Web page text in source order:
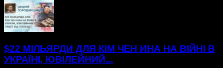
$22 МІЛЬЯРДИ ДЛЯ КІМ ЧЕН ИНА НА ВІЙНІ В
УКРАЇНІ, ЮВІЛЕЙНИЙ...